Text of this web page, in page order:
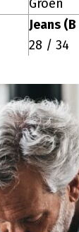
Groen
Jeans
28 / 34